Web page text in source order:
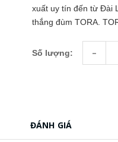
xuất uy tín đến từ Đài
thắng đùm TORA.
Số lượng: -
ĐÁNH GIÁ